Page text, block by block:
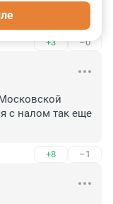
+3 –0
с налом так еще
+8 –1